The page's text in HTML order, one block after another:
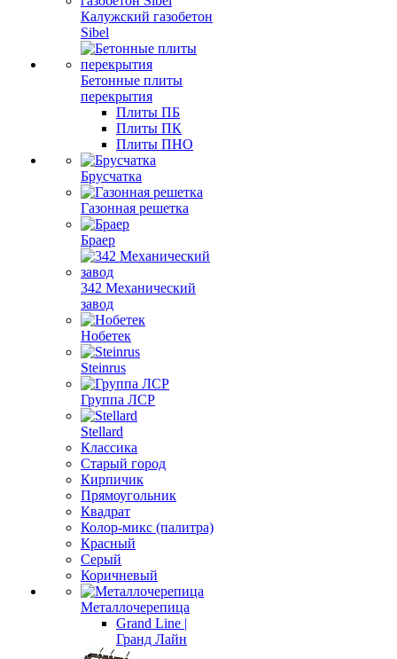
Калужский газобетон
Sibel
Бетонные плиты
перекрытия
Плиты ПБ
Плиты ПК
Плиты ПНО
Брусчатка
Газонная решетка
Браер
342 Механический
завод
Нобетек
Steinrus
Группа ЛСР
Stellard
Классика
Старый город
Кирпичик
Прямоугольник
Квадрат
Колор-микс (палитра)
Красный
Серый
Коричневый
Металлочерепица
Grand Line |
Гранд Лайн